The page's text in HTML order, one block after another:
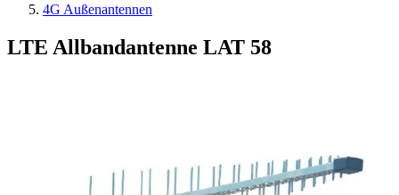
4G Außenantennen
LTE Allbandantenne LAT 58